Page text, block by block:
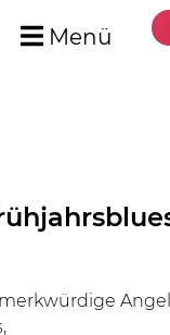
Menü
merkwürdige